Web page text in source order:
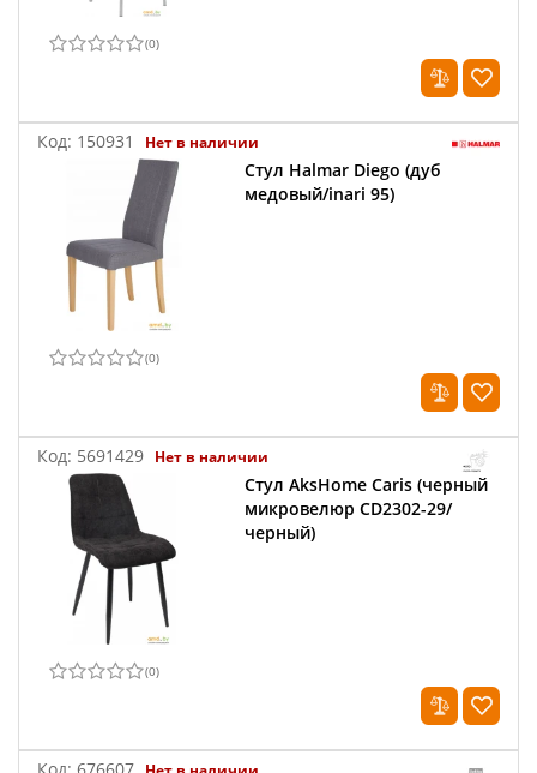
(0)
Код: 150931 Нет в наличии
Стул Halmar Diego (дуб
медовый/inari 95)
(0)
Код: 5691429 Нет в наличии
Стул AksHome Caris (черный
микровелюр CD2302-29/
черный)
(0)